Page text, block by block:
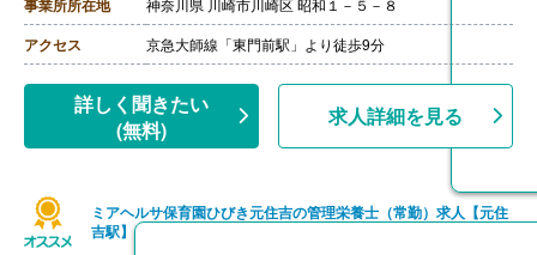
【昇給】あり（年1回、4月）
【退職金】あり
事業所所在地
アクセス 京急大師線「東門前駅」より徒歩9分
詳しく聞きたい
(無料)
求人詳細を見る
ミアヘルサ保育園ひびき元住吉の管理栄養士（常勤）求人【元住
吉駅】